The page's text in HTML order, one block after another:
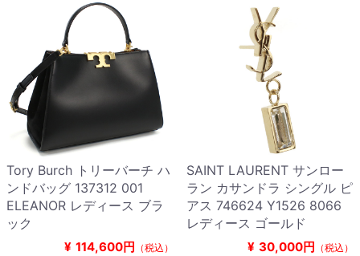
Tory Burch トリーバーチ ハ
ンドバッグ 137312 001
ELEANOR レディース ブラ
ック
¥ 114,600円 （税込）
SAINT LAURENT サンロー
ラン カサンドラ シングル ピ
アス 746624 Y1526 8066
レディース ゴールド
¥ 30,000円 （税込）